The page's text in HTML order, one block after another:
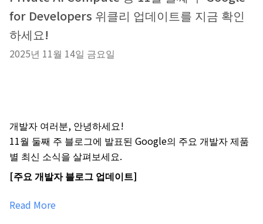
for Developers 위클리 업데이트를 지금 확인
하세요!
2025년 11월 14일 금요일
개발자 여러분, 안녕하세요!
11월 둘째 주 블로그에 발표된 Google의 주요 개발자 제품
별 최신 소식을 살펴보세요.
[주요 개발자 블로그 업데이트]
Read More